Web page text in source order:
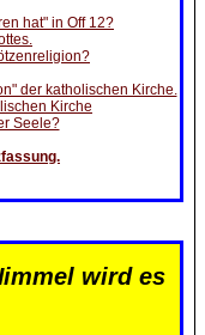
hat" in Off 12?
der katholischen Kirche.
Kirche
Seele?
wird es